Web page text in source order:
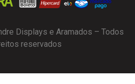
Displays e Aramados – Todos
reservados